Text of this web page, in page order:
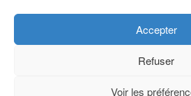
Accepter
Refuser
Voir les
Politique de confidentialité
Chartes des engagements des